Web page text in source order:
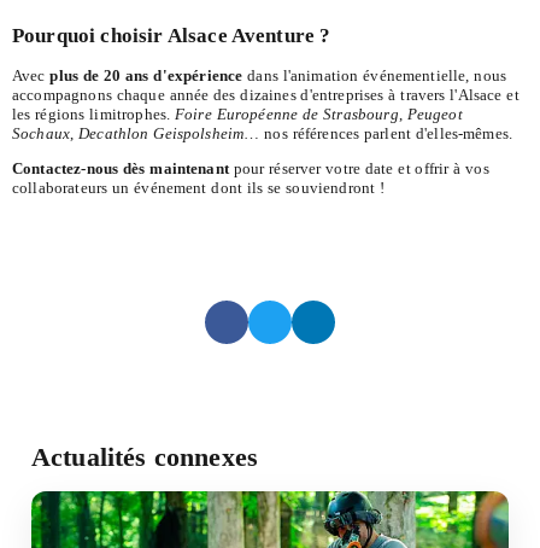
Pourquoi choisir Alsace Aventure ?
Avecplus de 20 ans d'expérience dans l'animation événementielle, nous
accompagnons chaque année des dizaines d'entreprises à travers l'Alsace et
les régions limitrophes. Foire Européenne de Strasbourg Peugeot
Sochaux Decathlon Geispolsheim … nos références parlent d'elles-mêmes.
Contactez-nous dès maintenantpour réserver votre date et offrir à vos
collaborateurs un événement dont ils se souviendront !
Actualités connexes